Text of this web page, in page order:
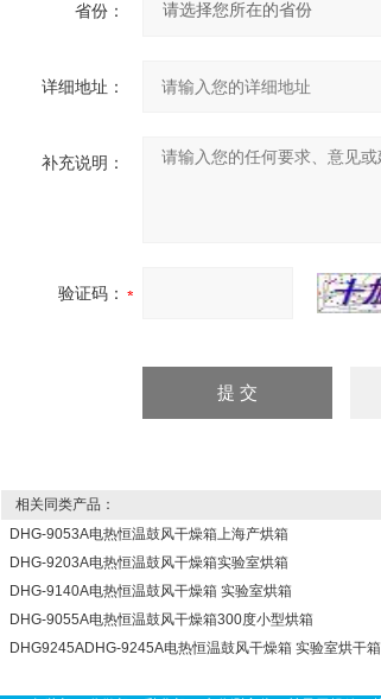
省份：
详细地址：
补充说明：
验证码：
相关同类产品：
DHG-9053A电热恒温鼓风干燥箱上海产烘箱
DHG-9203A电热恒温鼓风干燥箱实验室烘箱
DHG-9140A电热恒温鼓风干燥箱 实验室烘箱
DHG-9055A电热恒温鼓风干燥箱300度小型烘箱
DHG9245ADHG-9245A电热恒温鼓风干燥箱 实验室烘干箱